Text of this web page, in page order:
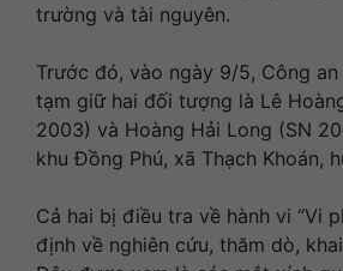
trường và tài nguyên.
Trước đó, vào ngày 9/5, Công an
tạm giữ hai đối tượng là Lê
2003) và Hoàng Hải Long (SN
khu Đồng Phú, xã Thạch Khoán,
Cả hai bị điều tra về hành vi “Vi
định về nghiên cứu, thăm dò,